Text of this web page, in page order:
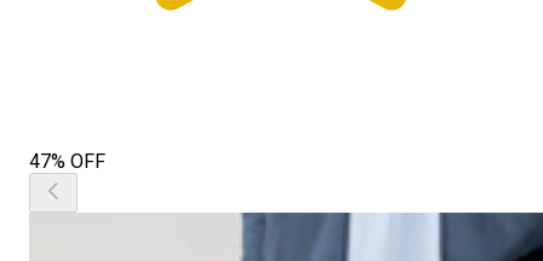
47% OFF